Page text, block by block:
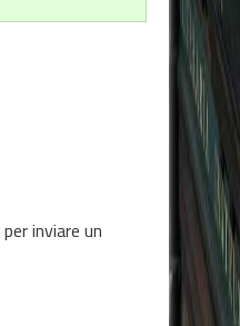
per inviare un